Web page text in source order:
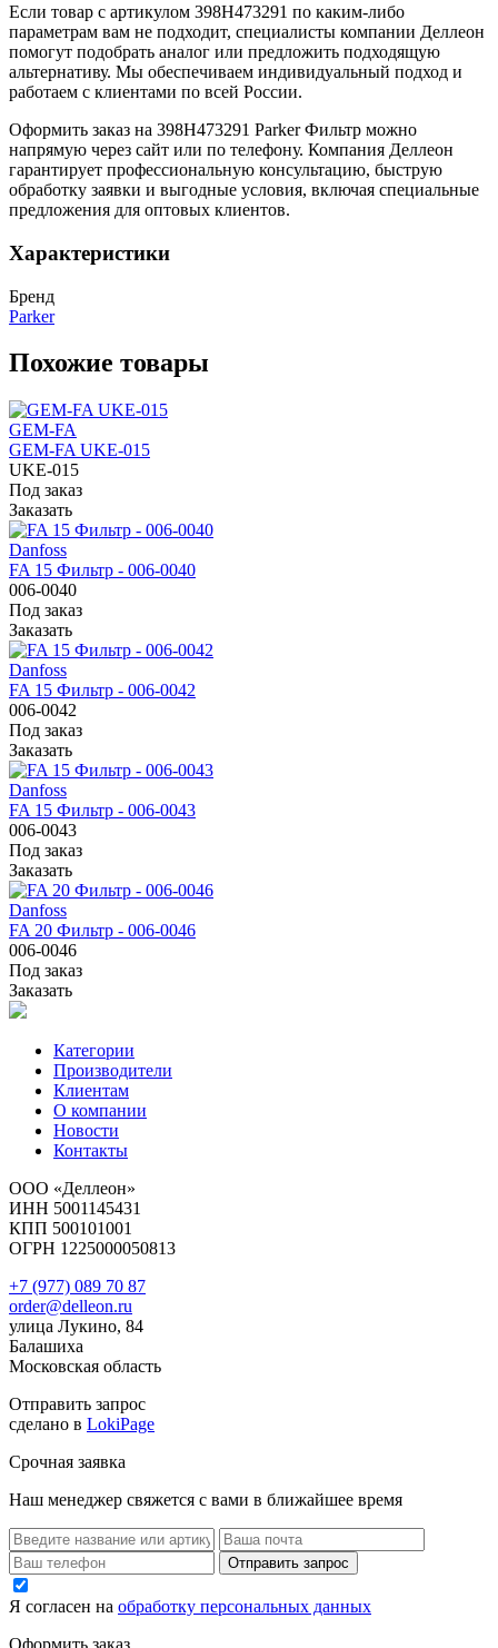
Если товар с артикулом 398H473291 по каким-либо
параметрам вам не подходит, специалисты компании Деллеон
помогут подобрать аналог или предложить подходящую
альтернативу. Мы обеспечиваем индивидуальный подход и
работаем с клиентами по всей России.
Оформить заказ на 398H473291 Parker Фильтр можно
напрямую через сайт или по телефону. Компания Деллеон
гарантирует профессиональную консультацию, быструю
обработку заявки и выгодные условия, включая специальные
предложения для оптовых клиентов.
Характеристики
Бренд
Parker
Похожие товары
GEM-FA
GEM-FA UKE-015
UKE-015
Под заказ
Заказать
Danfoss
FA 15 Фильтр - 006-0040
006-0040
Под заказ
Заказать
Danfoss
FA 15 Фильтр - 006-0042
006-0042
Под заказ
Заказать
Danfoss
FA 15 Фильтр - 006-0043
006-0043
Под заказ
Заказать
Danfoss
FA 20 Фильтр - 006-0046
006-0046
Под заказ
Заказать
Категории
Производители
Клиентам
О компании
Новости
Контакты
ООО «Деллеон»
ИНН 5001145431
КПП 500101001
ОГРН 1225000050813
+7 (977) 089 70 87
order@delleon.ru
улица Лукино, 84
Балашиха
Московская область
Отправить запрос
сделано в LokiPage
Срочная заявка
Наш менеджер свяжется с вами в ближайшее время
Я согласен на обработку персональных данных